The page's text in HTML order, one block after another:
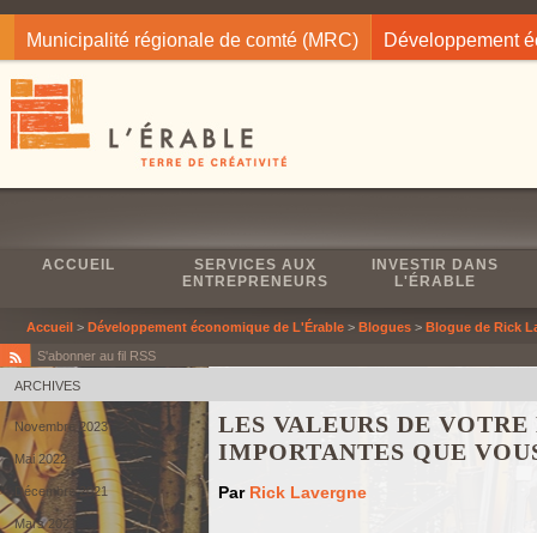
Municipalité régionale de comté (MRC) Développement
ACCUEIL
SERVICES AUX
ENTREPRENEURS
INVESTIR DANS
L'ÉRABLE
Accueil > Développement économique de L'Érable > Blogues > Blogue de Rick
LES VALEURS DE
IMPORTANTES QUE
Par Rick Lavergne
S'abonner au fil RSS
ARCHIVES
Novembre 2023
Mai 2022
Décembre 2021
Mars 2021